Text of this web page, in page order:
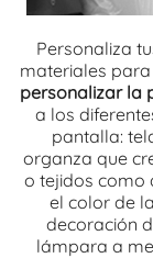
Personaliza
materiales
personalizar la
a los
pantalla:
organza que
o tejidos como
el color de
decoración
lámpara a